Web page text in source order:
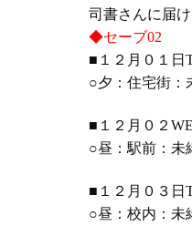
司書さんに届
◆セーブ02
■１２月０１日
○夕：住宅街：
■１２月０２
○昼：駅前：未
■１２月０３日
○昼：校内：未